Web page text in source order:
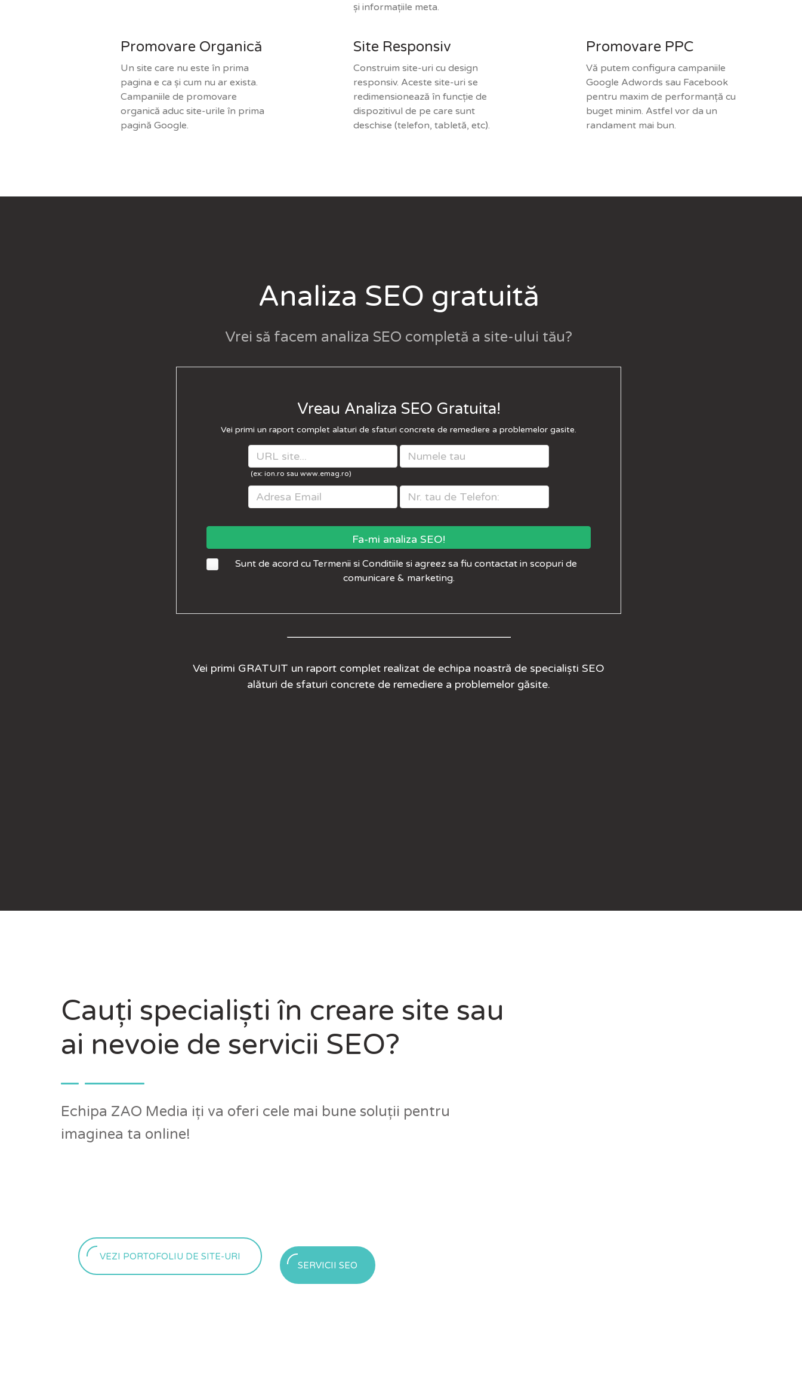
și informațiile meta.
Promovare Organică
Un site care nu este în prima
pagina e ca și cum nu ar exista.
Campaniile de promovare
organică aduc site-urile în prima
pagină Google.
Site Responsiv
Construim site-uri cu design
responsiv. Aceste site-uri se
redimensionează în funcție de
dispozitivul de pe care sunt
deschise (telefon, tabletă, etc).
Promovare PPC
Vă putem configura campaniile
Google Adwords sau Facebook
pentru maxim de performanță cu
buget minim. Astfel vor da un
randament mai bun.
Analiza SEO gratuită
Vrei să facem analiza SEO completă a site-ului tău?
Vreau Analiza SEO Gratuita!
Vei primi un raport complet alaturi de sfaturi concrete de remediere a problemelor gasite.
(ex: ion.ro sau www.emag.ro)
Sunt de acord cuTermenii si Conditiile si agreez sa fiu contactat in scopuri de
comunicare & marketing.
Vei primi GRATUIT un raport complet realizat de echipa noastră de specialiști SEO
alături de sfaturi concrete de remediere a problemelor găsite.
Cauți specialiști în creare site sau
ai nevoie de servicii SEO?
Echipa ZAO Media iți va oferi cele mai bune soluții pentru
imaginea ta online!
VEZI PORTOFOLIU DE SITE-URI
SERVICII SEO